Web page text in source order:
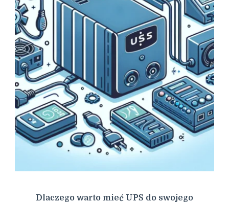
Dlaczego warto mieć UPS do swojego